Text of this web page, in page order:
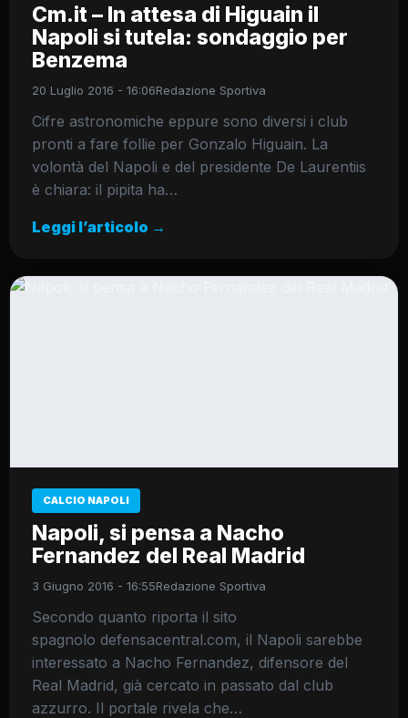
Cm.it – In attesa di Higuain il
Napoli si tutela: sondaggio per
Benzema
20 Luglio 2016 - 16:06Redazione Sportiva
Cifre astronomiche eppure sono diversi i club
pronti a fare follie per Gonzalo Higuain. La
volontà del Napoli e del presidente De Laurentiis
è chiara: il pipita ha…
Leggi l’articolo →
CALCIO NAPOLI
Napoli, si pensa a Nacho
Fernandez del Real Madrid
3 Giugno 2016 - 16:55Redazione Sportiva
Secondo quanto riporta il sito
spagnolo defensacentral.com, il Napoli sarebbe
interessato a Nacho Fernandez, difensore del
Real Madrid, già cercato in passato dal club
azzurro. Il portale rivela che…